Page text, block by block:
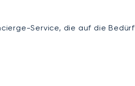
Service, die auf die